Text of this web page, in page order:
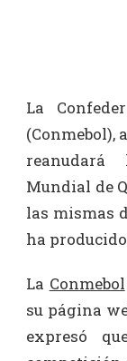
La
(Conmebol),
Mundial de
las mismas
ha
La Conmebol
su página
expresó